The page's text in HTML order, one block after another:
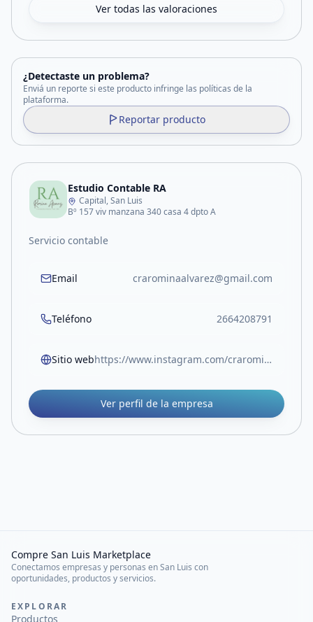
Ver todas las valoraciones
¿Detectaste un problema?
Enviá un reporte si este producto infringe las políticas de la
plataforma.
Reportar producto
Estudio Contable RA
Capital, San Luis
Bº 157 viv manzana 340 casa 4 dpto A
Servicio contable
Email crarominaalvarez@gmail.com
Teléfono 2664208791
Sitio web https://www.instagram.com/crarominaalvarez?igsh=Y280OG80eXFmOWVi
Ver perfil de la empresa
Compre San Luis Marketplace
Conectamos empresas y personas en San Luis con
oportunidades, productos y servicios.
EXPLORAR
Productos